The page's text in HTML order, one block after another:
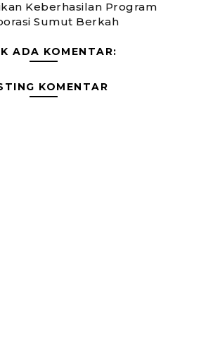
Keberhasilan Program
Sumut Berkah
ADA KOMENTAR:
KOMENTAR